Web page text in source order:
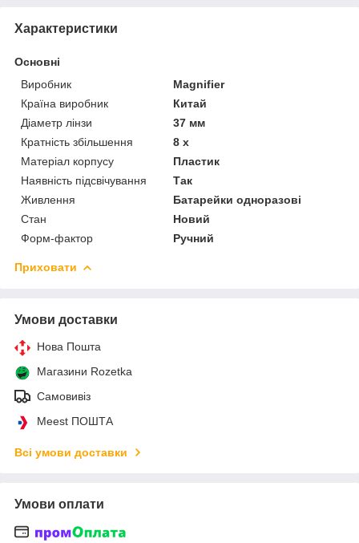
Характеристики
Основні
Виробник
Magnifier
Країна виробник
Китай
Діаметр лінзи
37 мм
Кратність збільшення
8 х
Матеріал корпусу
Пластик
Наявність підсвічування
Так
Живлення
Батарейки одноразові
Стан
Новий
Форм-фактор
Ручний
Приховати
Умови доставки
Нова Пошта
Магазини Rozetka
Самовивіз
Meest ПОШТА
Всі умови доставки
Умови оплати